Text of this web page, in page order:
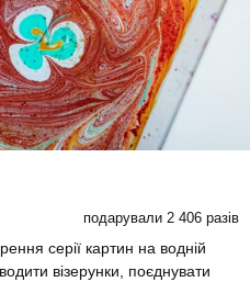
подарували 2 406 разів
серії картин на водній
візерунки, поєднувати